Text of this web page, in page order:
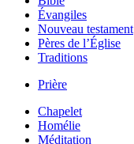
Évangiles
Nouveau testament
Pères de l’Église
Traditions
Prière
Chapelet
Homélie
Méditation